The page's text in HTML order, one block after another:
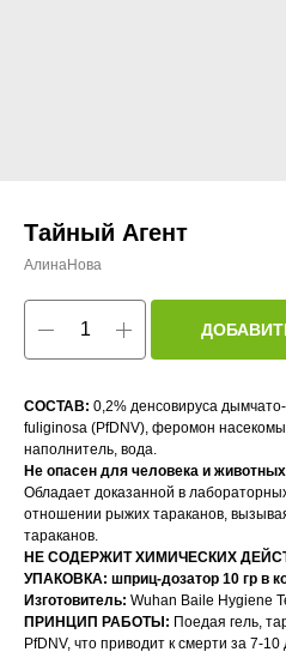
Тайный Агент
АлинаНова
СОСТАВ: 0,2% денсовируса
fuliginosa (PfDNV), феромон
наполнитель, вода.
Не опасен для человека и
Обладает доказанной в
отношении рыжих тараканов,
тараканов.
НЕ СОДЕРЖИТ ХИМИЧЕСКИХ
УПАКОВКА: шприц-дозатор 10 гр в
Изготовитель: Wuhan Baile Hygiene
ПРИНЦИП РАБОТЫ: Поедая гель,
PfDNV, что приводит к смерти за 7-